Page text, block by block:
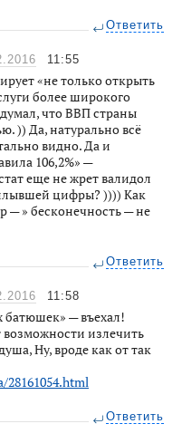
Ответить
11:55
«не только открыть
более широкого
что ВВП страны
)) Да, натурально всё
видно. Да и
106,2%» —
еще не жрет валидол
цифры? )))) Как
— » бесконечность — не
Ответить
11:58
— въехал!
возможности излечить
Ну, вроде как от так
Ответить